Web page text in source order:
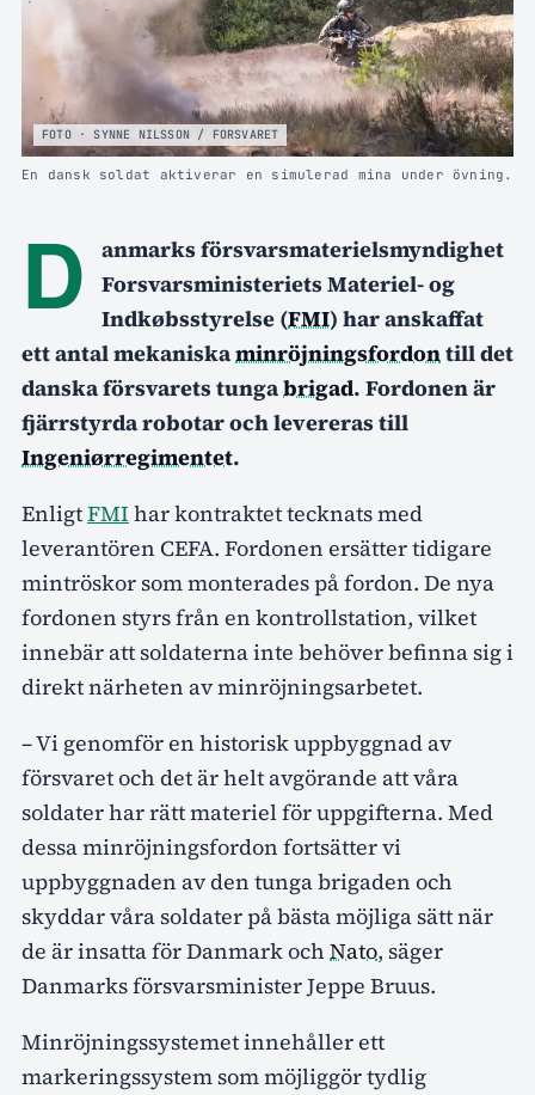
FOTO · SYNNE NILSSON / FORSVARET
En dansk soldat aktiverar en simulerad mina under övning.
D
anmarks försvarsmaterielsmyndighet
Forsvarsministeriets Materiel- og
Indkøbsstyrelse (FMI) har anskaffat
ett antal mekaniskaminröjningsfordontill det
danska försvarets tungabrigad. Fordonen är
fjärrstyrda robotar och levereras till
Ingeniørregimentet.
EnligtFMI har kontraktet tecknats med
leverantören CEFA. Fordonen ersätter tidigare
mintröskor som monterades på fordon. De nya
fordonen styrs från en kontrollstation, vilket
innebär att soldaterna inte behöver befinna sig i
direkt närheten av minröjningsarbetet.
– Vi genomför en historisk uppbyggnad av
försvaret och det är helt avgörande att våra
soldater har rätt materiel för uppgifterna. Med
dessa minröjningsfordon fortsätter vi
uppbyggnaden av den tunga brigaden och
skyddar våra soldater på bästa möjliga sätt när
de är insatta för Danmark och Nato, säger
Danmarks försvarsminister Jeppe Bruus.
Minröjningssystemet innehåller ett
markeringssystem som möjliggör tydlig